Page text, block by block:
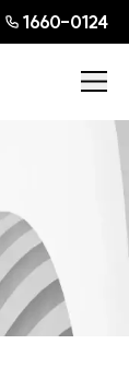
1660-0124